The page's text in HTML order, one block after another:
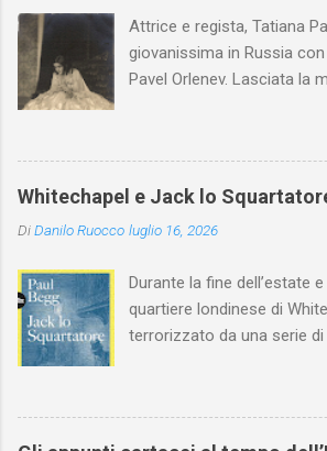
Attrice e regista, Tatiana
giovanissima in Russia
Pavel Orlenev. Lasciata la
l'arte della Pavlova ha
maturità ed è stata in
profondamente l'attardato
Whitechapel e Jack lo
DiDanilo Ruocco luglio 16, 2026
Durante la fine dell’estate
quartiere londinese di
terrorizzato da una serie
assassino ribattezzato
cui identità, tutt’oggi, resta
Jack lo Squartatore: la